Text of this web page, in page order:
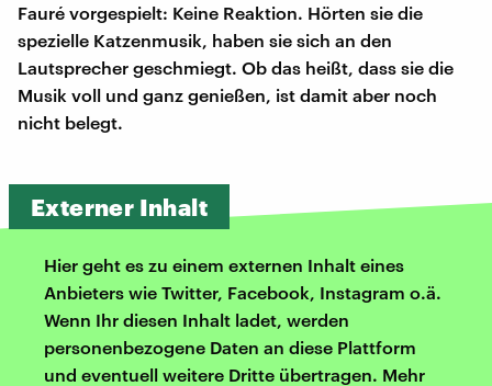
Fauré vorgespielt: Keine Reaktion. Hörten sie die
spezielle Katzenmusik, haben sie sich an den
Lautsprecher geschmiegt. Ob das heißt, dass sie die
Musik voll und ganz genießen, ist damit aber noch
nicht belegt.
Externer Inhalt
Hier geht es zu einem externen Inhalt eines
Anbieters wie Twitter, Facebook, Instagram o.ä.
Wenn Ihr diesen Inhalt ladet, werden
personenbezogene Daten an diese Plattform
und eventuell weitere Dritte übertragen. Mehr